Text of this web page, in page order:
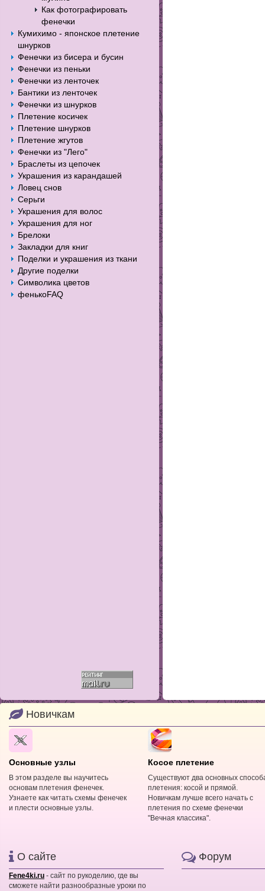
Как фотографировать
фенечки
Кумихимо - японское плетение
шнурков
Фенечки из бисера и бусин
Фенечки из пеньки
Фенечки из ленточек
Бантики из ленточек
Фенечки из шнурков
Плетение косичек
Плетение шнурков
Плетение жгутов
Фенечки из "Лего"
Браслеты из цепочек
Украшения из карандашей
Ловец снов
Серьги
Украшения для волос
Украшения для ног
Брелоки
Закладки для книг
Поделки и украшения из ткани
Другие поделки
Символика цветов
фенькоFAQ
Новичкам
Основные узлы
В этом разделе вы научитесь
основам плетения фенечек.
Узнаете как читать схемы фенечек
и плести основные узлы.
Косое плетение
Существуют два основных
плетения: косой и прямой.
Новичкам лучше всего начать с
плетения по схеме фенечки
"Вечная классика".
О сайте
Fene4ki.ru - сайт по рукоделию, где вы
сможете найти разнообразные уроки по
Форум